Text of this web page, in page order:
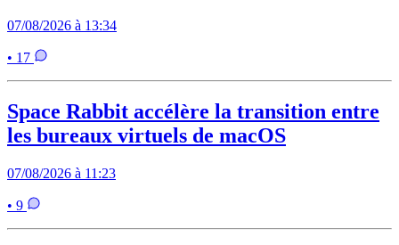
07/08/2026 à 13:34
• 17
Space Rabbit accélère la transition entre
les bureaux virtuels de macOS
07/08/2026 à 11:23
• 9